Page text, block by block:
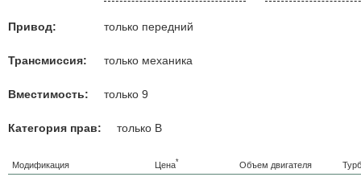
Привод: только передний
Трансмиссия: только механика
Вместимость: только 9
Категория прав: только B
Модификация Цена* Объем двигателя